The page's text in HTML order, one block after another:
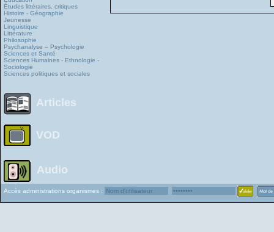
Études littéraires, critiques
Histoire - Géographie
Jeunesse
Linguistique
Littérature
Philosophie
Psychanalyse – Psychologie
Sciences et Santé
Sciences Humaines - Ethnologie -
Sociologie
Sciences politiques et sociales
Articles
VOD
Audio
Accès administrations organismes :